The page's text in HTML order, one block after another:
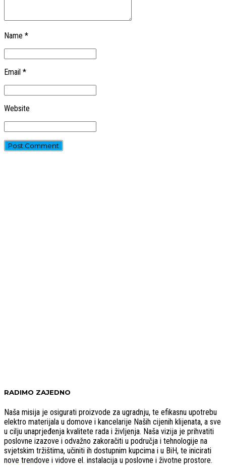
Name *
Email *
Website
Post Comment
RADIMO ZAJEDNO
Naša misija je osigurati proizvode za ugradnju, te efikasnu upotrebu
elektro materijala u domove i kancelarije Naših cijenih klijenata, a sve
u cilju unaprjeđenja kvalitete rada i življenja. Naša vizija je prihvatiti
poslovne izazove i odvažno zakoračiti u područja i tehnologije na
svjetskim tržištima, učiniti ih dostupnim kupcima i u BiH, te inicirati
nove trendove i vidove el. instalacija u poslovne i životne prostore.